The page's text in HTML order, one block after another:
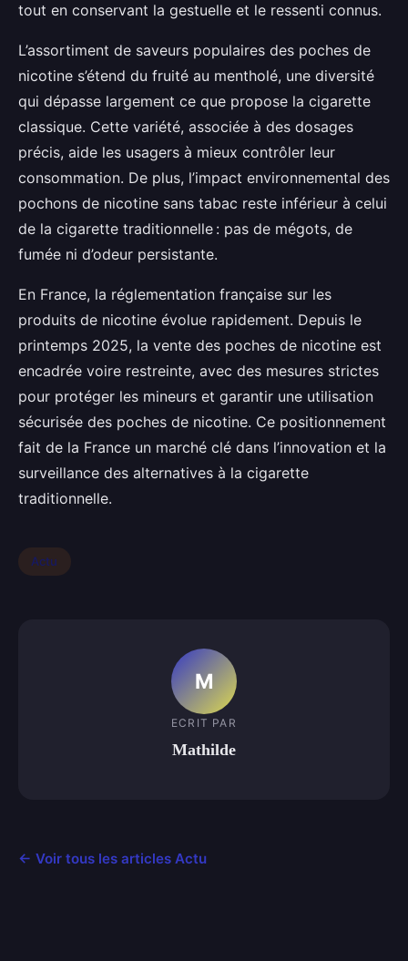
tout en conservant la gestuelle et le ressenti connus.
L’assortiment de saveurs populaires des poches de
nicotine s’étend du fruité au mentholé, une diversité
qui dépasse largement ce que propose la cigarette
classique. Cette variété, associée à des dosages
précis, aide les usagers à mieux contrôler leur
consommation. De plus, l’impact environnemental des
pochons de nicotine sans tabac reste inférieur à celui
de la cigarette traditionnelle : pas de mégots, de
fumée ni d’odeur persistante.
En France, la réglementation française sur les
produits de nicotine évolue rapidement. Depuis le
printemps 2025, la vente des poches de nicotine est
encadrée voire restreinte, avec des mesures strictes
pour protéger les mineurs et garantir une utilisation
sécurisée des poches de nicotine. Ce positionnement
fait de la France un marché clé dans l’innovation et la
surveillance des alternatives à la cigarette
traditionnelle.
Actu
M
ECRIT PAR
Mathilde
← Voir tous les articles Actu